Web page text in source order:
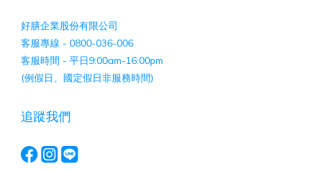
好膳企業股份有限公司
客服專線 - 0800-036-006
客服時間 - 平日9:00am-16:00pm
(例假日、國定假日非服務時間)
追蹤我們